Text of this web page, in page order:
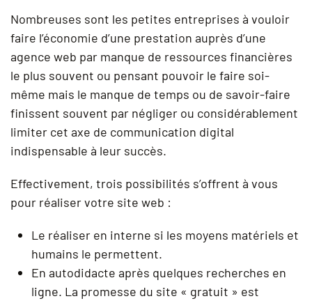
Nombreuses sont les petites entreprises à vouloir
faire l’économie d’une prestation auprès d’une
agence web par manque de ressources financières
le plus souvent ou pensant pouvoir le faire soi-
même mais le manque de temps ou de savoir-faire
finissent souvent par négliger ou considérablement
limiter cet axe de communication digital
indispensable à leur succès.
Effectivement, trois possibilités s’offrent à vous
pour réaliser votre site web :
Le réaliser en interne si les moyens matériels et
humains le permettent.
En autodidacte après quelques recherches en
ligne. La promesse du site « gratuit » est